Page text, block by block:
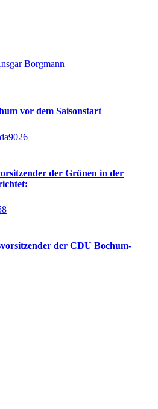
vor dem Saisonstart
der Grünen in der
der CDU Bochum-